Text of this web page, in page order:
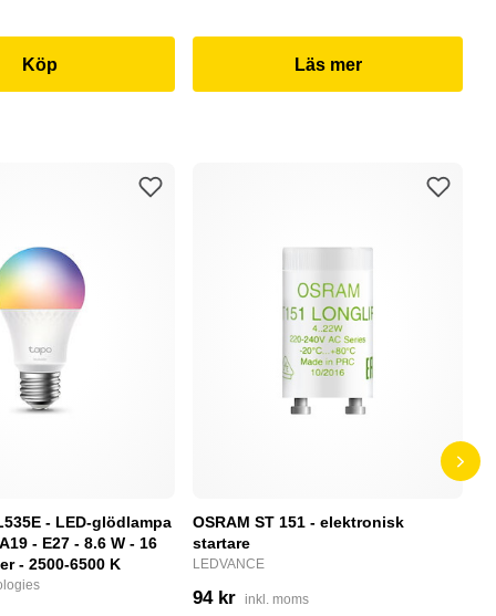
Köp Läs mer
- LED-glödlampa
- E27 - 8.6 W - 16
- 2500-6500 K
OSRAM ST 151 - elektronisk
startare
LEDVANCE
94 kr inkl. moms